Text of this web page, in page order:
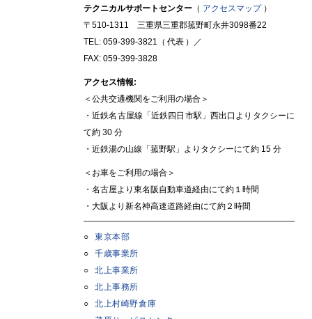
テクニカルサポートセンター （ アクセスマップ）
〒510-1311 三重県三重郡菰野町永井3098番22
TEL: 059-399-3821 （ 代表 ）／
FAX: 059-399-3828
アクセス情報:
＜公共交通機関をご利用の場合＞
・近鉄名古屋線「近鉄四日市駅」西出口よりタクシーに
て約 30 分
・近鉄湯の山線「菰野駅」よりタクシーにて約 15 分
＜お車をご利用の場合＞
・名古屋より東名阪自動車道経由にて約１時間
・大阪より新名神高速道路経由にて約２時間
東京本部
千歳事業所
北上事業所
北上事務所
北上村崎野倉庫